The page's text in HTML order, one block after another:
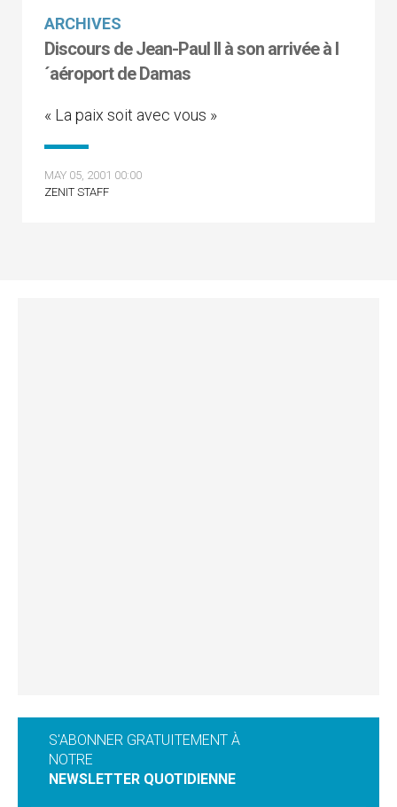
ARCHIVES
Discours de Jean-Paul II à son arrivée à l
´aéroport de Damas
« La paix soit avec vous »
MAY 05, 2001 00:00
ZENIT STAFF
S'ABONNER GRATUITEMENT À
NOTRE
NEWSLETTER QUOTIDIENNE